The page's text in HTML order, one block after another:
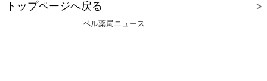
トップページへ戻る
ベル薬局ニュース